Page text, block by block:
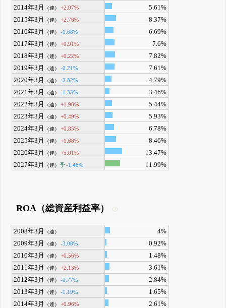
2014年3月
（連） +2.07%
5.61%
2015年3月
（連） +2.76%
8.37%
2016年3月
（連） -1.68%
6.69%
2017年3月
（連） +0.91%
7.6%
2018年3月
（連） +0.22%
7.82%
2019年3月
（連） -0.21%
7.61%
2020年3月
（連） -2.82%
4.79%
2021年3月
（連） -1.33%
3.46%
2022年3月
（連） +1.98%
5.44%
2023年3月
（連） +0.49%
5.93%
2024年3月
（連） +0.85%
6.78%
2025年3月
（連） +1.68%
8.46%
2026年3月
（連） +5.01%
13.47%
2027年3月
（連）予-1.48% 11.99%
ROA（総資産利益率）
2008年3月 （連）
4%
2009年3月
（連） -3.08%
0.92%
2010年3月
（連） +0.56%
1.48%
2011年3月
（連） +2.13%
3.61%
2012年3月
（連） -0.77%
2.84%
2013年3月
（連） -1.19%
1.65%
2014年3月
（連） +0.96%
2.61%